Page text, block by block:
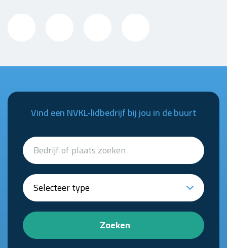
Vind een NVKL-lidbedrijf bij jou in de buurt
Zoeken